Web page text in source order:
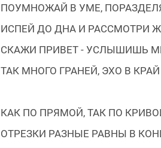
ПОУМНОЖАЙ В УМЕ,
ИСПЕЙ ДО ДНА И РАССМОТРИ
СКАЖИ ПРИВЕТ - УСЛЫШИШЬ
ТАК МНОГО ГРАНЕЙ, ЭХО В
КАК ПО ПРЯМОЙ, ТАК ПО
ОТРЕЗКИ РАЗНЫЕ РАВНЫ В